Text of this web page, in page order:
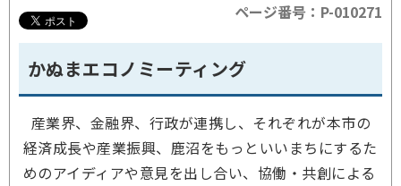
ページ番号：P-010271
かぬまエコノミーティング
産業界、金融界、行政が連携し、それぞれが本市の
経済成長や産業振興、鹿沼をもっといいまちにするた
めのアイディアや意見を出し合い、協働・共創による